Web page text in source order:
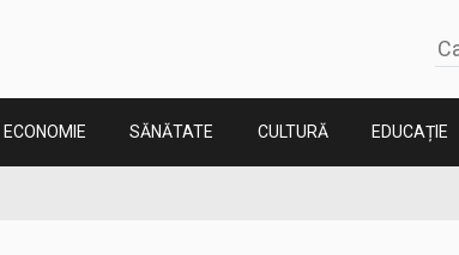
ECONOMIE SĂNĂTATE CULTURĂ EDUCAȚIE